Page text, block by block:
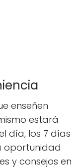
enseñen
estará
día, los 7 días
oportunidad
y consejos en